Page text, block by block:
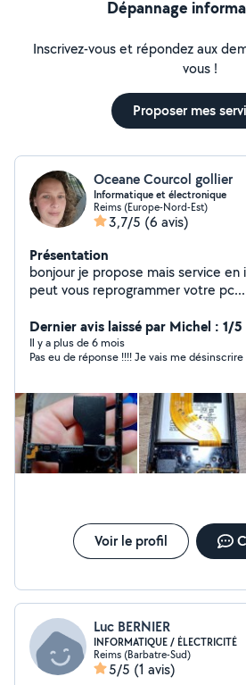
Dépannage
Inscrivez-vous et répondez aux
vous !
Proposer mes
Oceane Courcol gollier
Informatique et électronique
Reims (Europe-Nord-Est)
3,7/5 (6 avis)
Présentation
bonjour je propose mais service en informatique... je
peut vous reprogrammer votre
pc ou autre a un souci n inporte
allumé plus tout les petit souci de
Windows,mac,, tout logiciel ... je peut
de visite , je ses un peu tout faire
monter mon entreprise dans tout
effectif en janvier mais en
de moi conctater moi merci
Dernier avis laissé par Michel : 1/5
Il y a plus de 6 mois
Pas eu de réponse !!!! Je vais me désinscrire
Voir le profil
Luc BERNIER
INFORMATIQUE / ÉLECTRICITÉ
Reims (Barbatre-Sud)
5/5 (1 avis)